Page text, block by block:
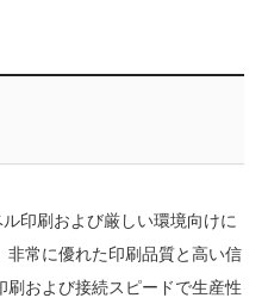
印刷および厳しい環境向けに
常に優れた印刷品質と高い信
および接続スピードで生産性